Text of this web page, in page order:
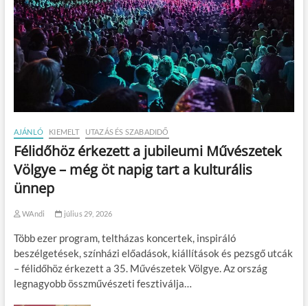
AJÁNLÓ KIEMELT UTAZÁS ÉS SZABADIDŐ
Félidőhöz érkezett a jubileumi Művészetek
Völgye – még öt napig tart a kulturális
ünnep
WAndi július 29, 2026
Több ezer program, teltházas koncertek, inspiráló
beszélgetések, színházi előadások, kiállítások és pezsgő utcák
– félidőhöz érkezett a 35. Művészetek Völgye. Az ország
legnagyobb összművészeti fesztiválja…